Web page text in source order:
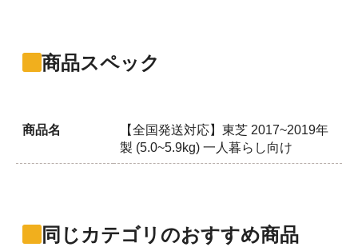
商品スペック
商品名
【全国発送対応】東芝 2017~2019年
製 (5.0~5.9kg) 一人暮らし向け
同じカテゴリのおすすめ商品